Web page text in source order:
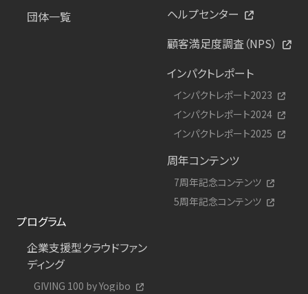
団体一覧
ヘルプセンター
顧客満足度調査（NPS）
インパクトレポート
インパクトレポート2023
インパクトレポート2024
インパクトレポート2025
周年コンテンツ
7周年記念コンテンツ
5周年記念コンテンツ
プログラム
企業支援型クラウドファン
ディング
GIVING 100 by Yogibo